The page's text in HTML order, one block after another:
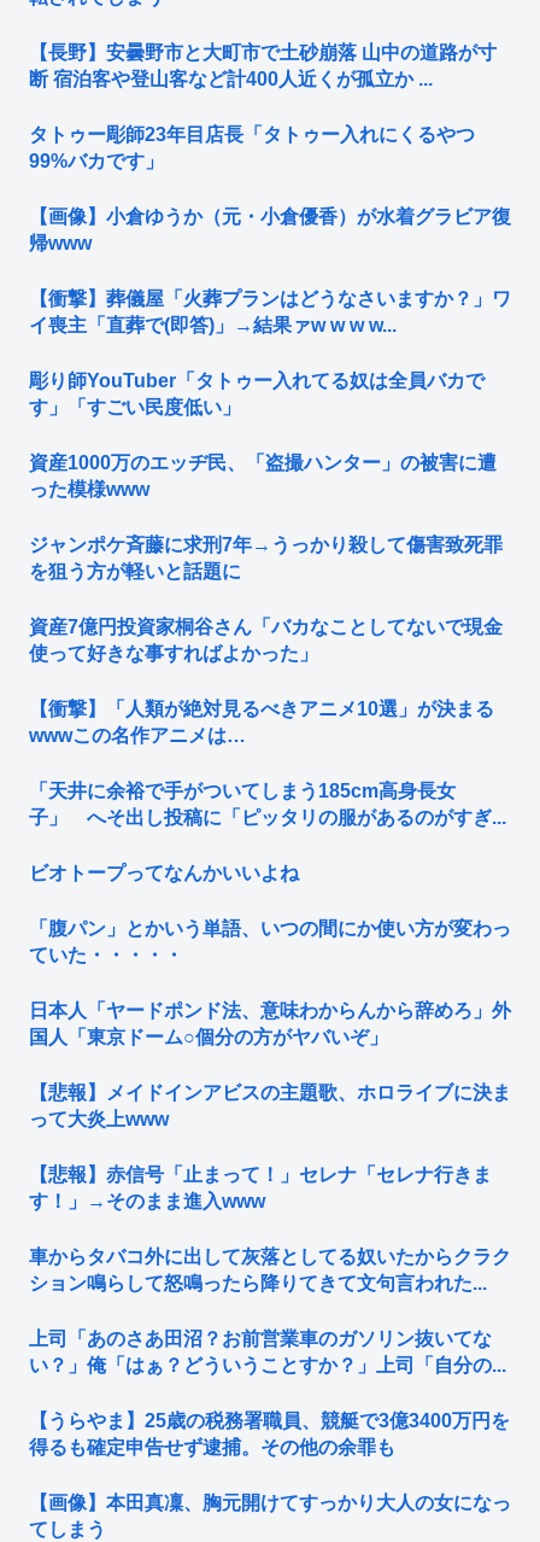
【長野】安曇野市と大町市で土砂崩落 山中の道路が寸
断 宿泊客や登山客など計400人近くが孤立か ...
タトゥー彫師23年目店長「タトゥー入れにくるやつ
99%バカです」
【画像】小倉ゆうか（元・小倉優香）が水着グラビア復
帰www
【衝撃】葬儀屋「火葬プランはどうなさいますか？」ワ
イ喪主「直葬で(即答)」→結果ァw w w w...
彫り師YouTuber「タトゥー入れてる奴は全員バカで
す」「すごい民度低い」
資産1000万のエッヂ民、「盗撮ハンター」の被害に遭
った模様www
ジャンポケ斉藤に求刑7年→うっかり殺して傷害致死罪
を狙う方が軽いと話題に
資産7億円投資家桐谷さん「バカなことしてないで現金
使って好きな事すればよかった」
【衝撃】「人類が絶対見るべきアニメ10選」が決まる
wwwこの名作アニメは…
「天井に余裕で手がついてしまう185cm高身長女
子」 へそ出し投稿に「ピッタリの服があるのがすぎ...
ビオトープってなんかいいよね
「腹パン」とかいう単語、いつの間にか使い方が変わっ
ていた・・・・・
日本人「ヤードポンド法、意味わからんから辞めろ」外
国人「東京ドーム○個分の方がヤバいぞ」
【悲報】メイドインアビスの主題歌、ホロライブに決ま
って大炎上www
【悲報】赤信号「止まって！」セレナ「セレナ行きま
す！」→そのまま進入www
車からタバコ外に出して灰落としてる奴いたからクラク
ション鳴らして怒鳴ったら降りてきて文句言われた...
上司「あのさあ田沼？お前営業車のガソリン抜いてな
い？」俺「はぁ？どういうことすか？」上司「自分の...
【うらやま】25歳の税務署職員、競艇で3億3400万円を
得るも確定申告せず逮捕。その他の余罪も
【画像】本田真凜、胸元開けてすっかり大人の女になっ
てしまう